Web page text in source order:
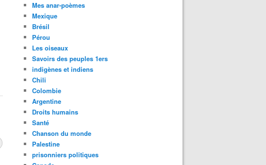
Mes anar-poèmes
Mexique
Brésil
Pérou
Les oiseaux
Savoirs des peuples 1ers
indigènes et indiens
Chili
Colombie
Argentine
Droits humains
Santé
Chanson du monde
Palestine
prisonniers politiques